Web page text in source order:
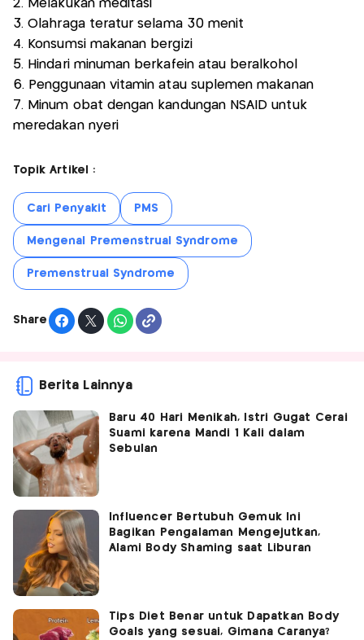
2. Melakukan meditasi
3. Olahraga teratur selama 30 menit
4. Konsumsi makanan bergizi
5. Hindari minuman berkafein atau beralkohol
6. Penggunaan vitamin atau suplemen makanan
7. Minum obat dengan kandungan NSAID untuk
meredakan nyeri
Topik Artikel :
Cari Penyakit PMS
Mengenal Premenstrual Syndrome
Premenstrual Syndrome
Share
Berita Lainnya
Baru 40 Hari Menikah, Istri Gugat Cerai
Suami karena Mandi 1 Kali dalam
Sebulan
Influencer Bertubuh Gemuk Ini
Bagikan Pengalaman Mengejutkan,
Alami Body Shaming saat Liburan
Tips Diet Benar untuk Dapatkan Body
Goals yang sesuai, Gimana Caranya?